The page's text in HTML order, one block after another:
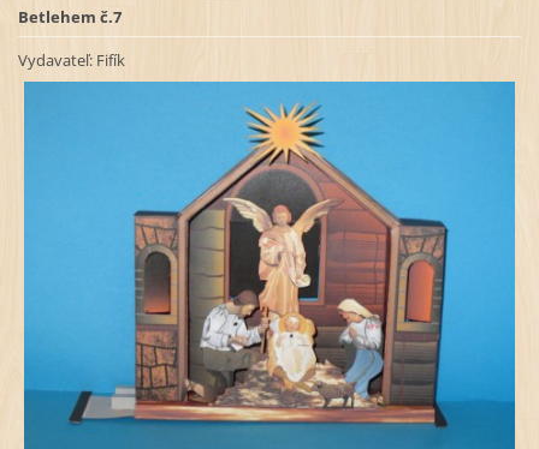
Betlehem č.7
Vydavateľ: Fifík